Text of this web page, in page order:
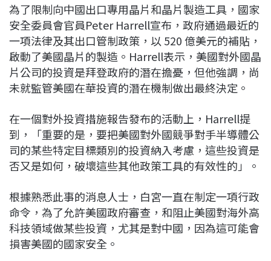
c
e
b
o
o
k
n
e
r
e
a
d
s
n
k
e
d
I
n
p
y
L
i
n
k
為了限制向中國出口專用晶片和晶片製造工具，國家
安全委員會官員Peter Harrell宣布，政府通過最近的
一項法律及其出口管制政策，以 520 億美元的補貼，
啟動了美國晶片的製造。Harrell表示，美國對外國晶
片公司的投資是拜登政府的潛在擔憂，但他強調，尚
未就監管美國在華投資的潛在機制做出最終決定。
在一個對外投資措施報告發布的活動上，Harrell提
到，「重要的是，要把美國對外國競爭對手半導體公
司的某些特定目標類別的投資納入考慮，這些投資是
否又是如何，破壞這些其他政策工具的有效性的」。
根據熟悉此事的消息人士，白宮一直在制定一項行政
命令，為了允許美國政府審查，和阻止美國對海外高
科技領域做某些投資，尤其是對中國，因為這可能會
損害美國的國家安全。